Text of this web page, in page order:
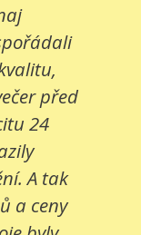
před
24
A tak
a ceny